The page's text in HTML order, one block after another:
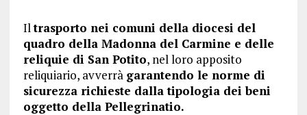
Iltrasporto nei comuni della diocesi del
quadro della Madonna del Carmine e delle
reliquie di San Potito, nel loro apposito
reliquiario, avverrà garantendo le norme di
sicurezza richieste dalla tipologia dei beni
oggetto della Pellegrinatio.